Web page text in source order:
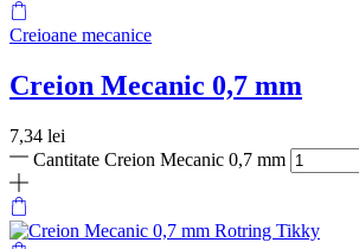
Creioane mecanice
Creion Mecanic 0,7 mm
7,34 lei
Cantitate Creion Mecanic 0,7 mm